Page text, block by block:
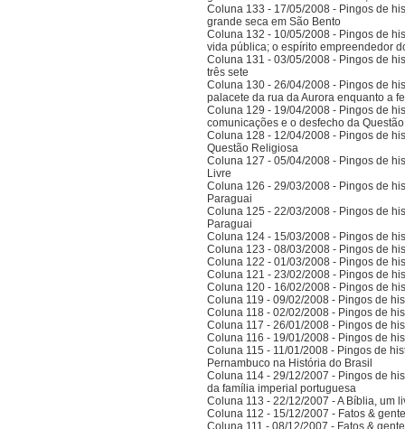
Coluna 133 - 17/05/2008 - Pingos de
grande seca em São Bento
Coluna 132 - 10/05/2008 - Pingos de
vida pública; o espírito empreendedor
Coluna 131 - 03/05/2008 - Pingos de
três sete
Coluna 130 - 26/04/2008 - Pingos de
palacete da rua da Aurora enquanto a
Coluna 129 - 19/04/2008 - Pingos de
comunicações e o desfecho da
Coluna 128 - 12/04/2008 - Pingos de
Questão Religiosa
Coluna 127 - 05/04/2008 - Pingos de
Livre
Coluna 126 - 29/03/2008 - Pingos de
Paraguai
Coluna 125 - 22/03/2008 - Pingos de
Paraguai
Coluna 124 - 15/03/2008 - Pingos de
Coluna 123 - 08/03/2008 - Pingos de
Coluna 122 - 01/03/2008 - Pingos de
Coluna 121 - 23/02/2008 - Pingos de
Coluna 120 - 16/02/2008 - Pingos de
Coluna 119 - 09/02/2008 - Pingos de
Coluna 118 - 02/02/2008 - Pingos de
Coluna 117 - 26/01/2008 - Pingos de
Coluna 116 - 19/01/2008 - Pingos de
Coluna 115 - 11/01/2008 - Pingos de
Pernambuco na História do Brasil
Coluna 114 - 29/12/2007 - Pingos de
da família imperial portuguesa
Coluna 113 - 22/12/2007 - A Bíblia, um
Coluna 112 - 15/12/2007 - Fatos &
Coluna 111 - 08/12/2007 - Fatos &